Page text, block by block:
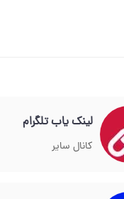
لینک یاب تلگرام
کانال سایر